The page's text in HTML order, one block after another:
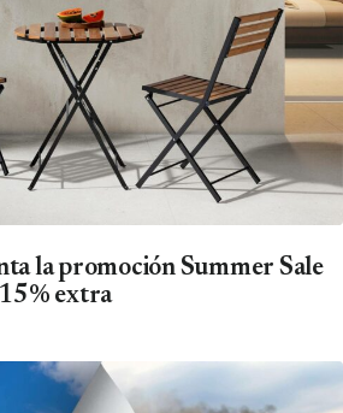
la promoción Summer Sale
extra